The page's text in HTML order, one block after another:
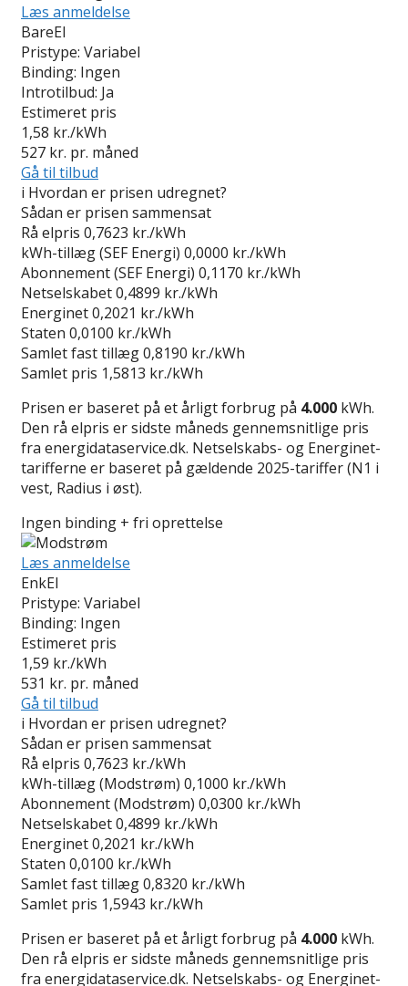
Læs anmeldelse
BareEl
Pristype: Variabel
Binding: Ingen
Introtilbud: Ja
Estimeret pris
1,58 kr./kWh
527 kr. pr. måned
Gå til tilbud
i Hvordan er prisen udregnet?
Sådan er prisen sammensat
Rå elpris 0,7623 kr./kWh
kWh-tillæg (SEF Energi) 0,0000 kr./kWh
Abonnement (SEF Energi) 0,1170 kr./kWh
Netselskabet0,4899 kr./kWh
Energinet0,2021 kr./kWh
Staten 0,0100 kr./kWh
Samlet fast tillæg0,8190 kr./kWh
Samlet pris 1,5813 kr./kWh
Prisen er baseret på et årligt forbrug på 4.000 kWh.
Den rå elpris er sidste måneds gennemsnitlige pris
fra energidataservice.dk. Netselskabs- og Energinet-
tarifferne er baseret på gældende 2025-tariffer (N1 i
vest, Radius i øst).
Ingen binding + fri oprettelse
Læs anmeldelse
EnkEl
Pristype: Variabel
Binding: Ingen
Estimeret pris
1,59 kr./kWh
531 kr. pr. måned
Gå til tilbud
i Hvordan er prisen udregnet?
Sådan er prisen sammensat
Rå elpris 0,7623 kr./kWh
kWh-tillæg (Modstrøm) 0,1000 kr./kWh
Abonnement (Modstrøm) 0,0300 kr./kWh
Netselskabet0,4899 kr./kWh
Energinet0,2021 kr./kWh
Staten 0,0100 kr./kWh
Samlet fast tillæg0,8320 kr./kWh
Samlet pris 1,5943 kr./kWh
Prisen er baseret på et årligt forbrug på 4.000 kWh.
Den rå elpris er sidste måneds gennemsnitlige pris
fra energidataservice.dk. Netselskabs- og Energinet-